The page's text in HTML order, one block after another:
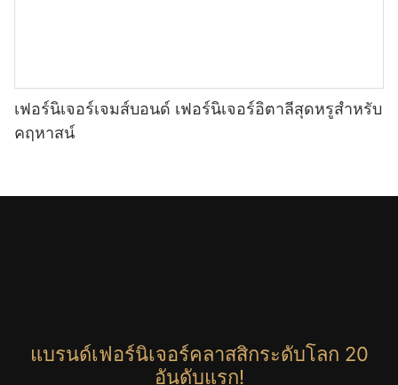
เฟอร์นิเจอร์เจมส์บอนด์ เฟอร์นิเจอร์อิตาลีสุดหรูสำหรับ
คฤหาสน์
แบรนด์เฟอร์นิเจอร์คลาสสิกระดับโลก 20
อันดับแรก!